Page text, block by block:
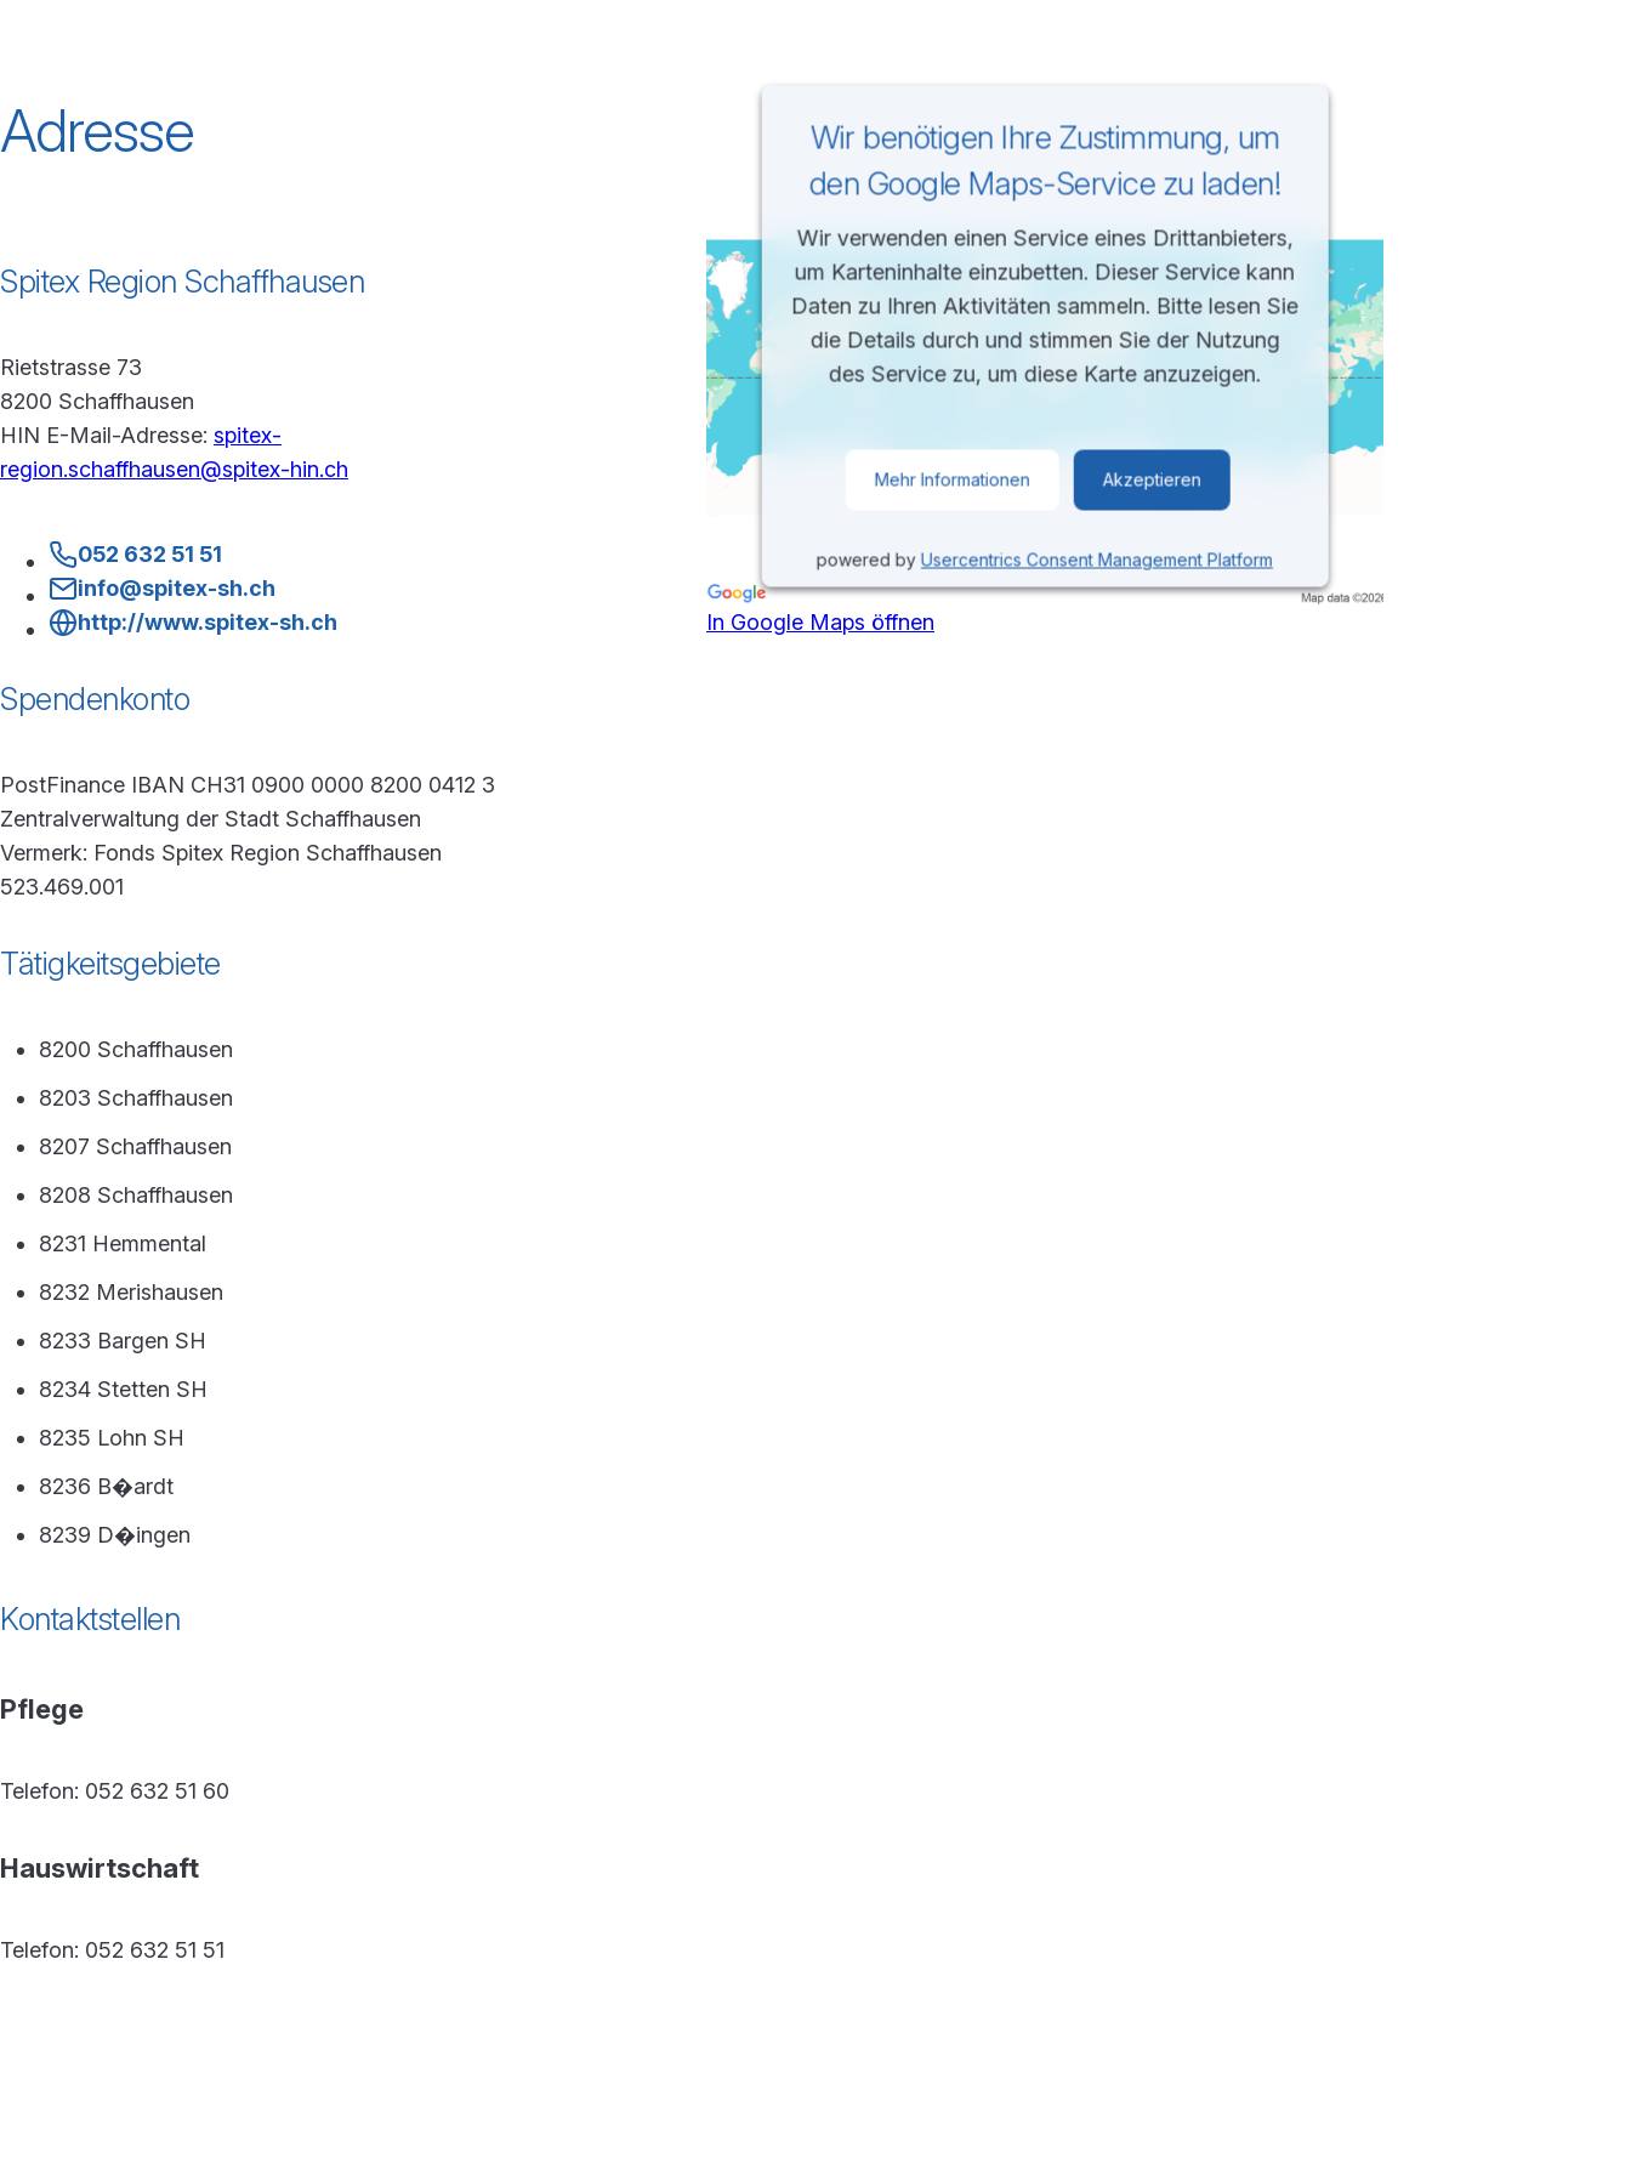
Adresse
Spitex Region Schaffhausen
Rietstrasse 73
8200 Schaffhausen
HIN E-Mail-Adresse: spitex-
region.schaffhausen@spitex-hin.ch
052 632 51 51
info@spitex-sh.ch
http://www.spitex-sh.ch
Spendenkonto
PostFinance IBAN CH31 0900 0000 8200 0412 3
Zentralverwaltung der Stadt Schaffhausen
Vermerk: Fonds Spitex Region Schaffhausen
523.469.001
Tätigkeitsgebiete
8200 Schaffhausen
8203 Schaffhausen
8207 Schaffhausen
8208 Schaffhausen
8231 Hemmental
8232 Merishausen
8233 Bargen SH
8234 Stetten SH
8235 Lohn SH
8236 B�ardt
8239 D�ingen
Kontaktstellen
Pflege
Telefon: 052 632 51 60
Hauswirtschaft
Telefon: 052 632 51 51
Wir benötigen Ihre Zustimmung, um
den Google Maps-Service zu laden!
Wir verwenden einen Service eines Drittanbieters,
um Karteninhalte einzubetten. Dieser Service kann
Daten zu Ihren Aktivitäten sammeln. Bitte lesen Sie
die Details durch und stimmen Sie der Nutzung
des Service zu, um diese Karte anzuzeigen.
Mehr Informationen Akzeptieren
powered by Usercentrics Consent Management Platform
In Google Maps öffnen